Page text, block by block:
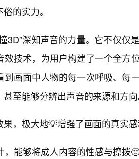
的实力。
3D”深知声音的力量。它不仅仅
效技术，为用户构建了一个全方
到画面中人物的每一次呼吸、每
至能够分辨出声音的来源和方向
，极大地💡增强了画面的真实感
，能够将成人内容的性感与撩拨